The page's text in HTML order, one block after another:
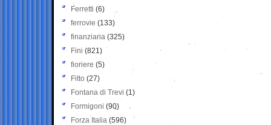
Ferretti (6)
ferrovie (133)
finanziaria (325)
Fini (821)
fioriere (5)
Fitto (27)
Fontana di Trevi (1)
Formigoni (90)
Forza Italia (596)